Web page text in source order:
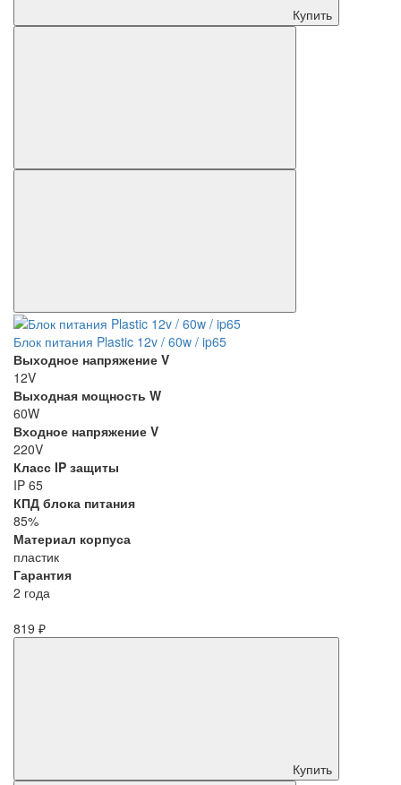
Купить
Блок питания Plastic 12v / 60w / ip65
Выходное напряжение V
12V
Выходная мощность W
60W
Входное напряжение V
220V
Класс IP защиты
IP 65
КПД блока питания
85%
Материал корпуса
пластик
Гарантия
2 года
819 ₽
Купить